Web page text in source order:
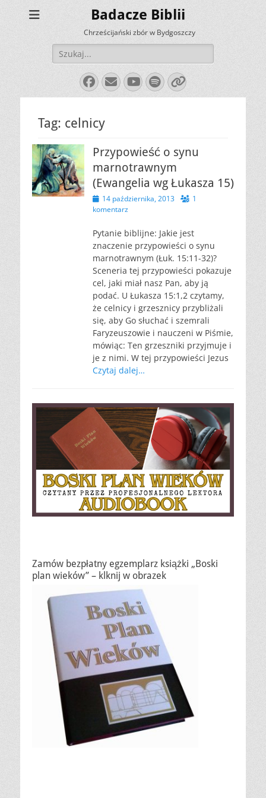
Badacze Biblii
Chrześcijański zbór w Bydgoszczy
Szukaj:
Facebook
E-
mail
YouTube
Spotify
Link
Tag: celnicy
Przypowieść o synu
marnotrawnym
(Ewangelia wg Łukasza 15)
Opublikowano
14 października, 2013
1
komentarz
Pytanie biblijne: Jakie jest
znaczenie przypowieści o synu
marnotrawnym (Łuk. 15:11-32)?
Sceneria tej przypowieści pokazuje
cel, jaki miał nasz Pan, aby ją
podać. U Łukasza 15:1,2 czytamy,
że celnicy i grzesznicy przybliżali
się, aby Go słuchać i szemrali
Faryzeuszowie i nauczeni w Piśmie,
mówiąc: Ten grzeszniki przyjmuje i
je z nimi. W tej przypowieści Jezus
Czytaj dalej…
Zamów bezpłatny egzemplarz książki „Boski
plan wieków” – klknij w obrazek